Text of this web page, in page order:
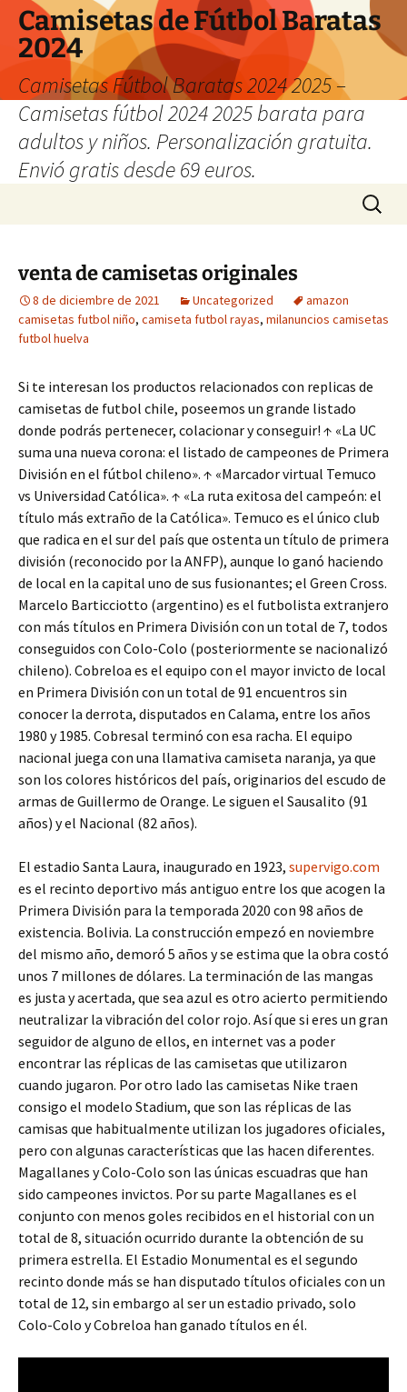
Camisetas de Fútbol Baratas
2024
Camisetas Fútbol Baratas 2024 2025 –
Camisetas fútbol 2024 2025 barata para
adultos y niños. Personalización gratuita.
Envió gratis desde 69 euros.
Buscar:
venta de camisetas originales
8 de diciembre de 2021 Uncategorized
amazon
camisetas futbol niño, camiseta futbol rayas, milanuncios camisetas
futbol huelva
Si te interesan los productos relacionados con replicas de
camisetas de futbol chile, poseemos un grande listado
donde podrás pertenecer, colacionar y conseguir! ↑ «La UC
suma una nueva corona: el listado de campeones de Primera
División en el fútbol chileno». ↑ «Marcador virtual Temuco
vs Universidad Católica». ↑ «La ruta exitosa del campeón: el
título más extraño de la Católica». Temuco es el único club
que radica en el sur del país que ostenta un título de primera
división (reconocido por la ANFP), aunque lo ganó haciendo
de local en la capital uno de sus fusionantes; el Green Cross.
Marcelo Barticciotto (argentino) es el futbolista extranjero
con más títulos en Primera División con un total de 7, todos
conseguidos con Colo-Colo (posteriormente se nacionalizó
chileno). Cobreloa es el equipo con el mayor invicto de local
en Primera División con un total de 91 encuentros sin
conocer la derrota, disputados en Calama, entre los años
1980 y 1985. Cobresal terminó con esa racha. El equipo
nacional juega con una llamativa camiseta naranja, ya que
son los colores históricos del país, originarios del escudo de
armas de Guillermo de Orange. Le siguen el Sausalito (91
años) y el Nacional (82 años).
El estadio Santa Laura, inaugurado en 1923, supervigo.com
es el recinto deportivo más antiguo entre los que acogen la
Primera División para la temporada 2020 con 98 años de
existencia. Bolivia. La construcción empezó en noviembre
del mismo año, demoró 5 años y se estima que la obra costó
unos 7 millones de dólares. La terminación de las mangas
es justa y acertada, que sea azul es otro acierto permitiendo
neutralizar la vibración del color rojo. Así que si eres un gran
seguidor de alguno de ellos, en internet vas a poder
encontrar las réplicas de las camisetas que utilizaron
cuando jugaron. Por otro lado las camisetas Nike traen
consigo el modelo Stadium, que son las réplicas de las
camisas que habitualmente utilizan los jugadores oficiales,
pero con algunas características que las hacen diferentes.
Magallanes y Colo-Colo son las únicas escuadras que han
sido campeones invictos. Por su parte Magallanes es el
conjunto con menos goles recibidos en el historial con un
total de 8, situación ocurrido durante la obtención de su
primera estrella. El Estadio Monumental es el segundo
recinto donde más se han disputado títulos oficiales con un
total de 12, sin embargo al ser un estadio privado, solo
Colo-Colo y Cobreloa han ganado títulos en él.